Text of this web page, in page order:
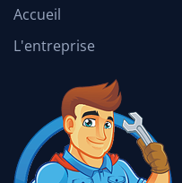
Accueil
L'entreprise